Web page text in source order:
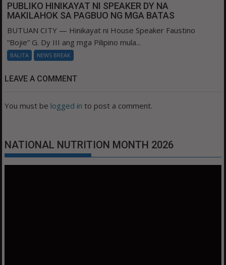
PUBLIKO HINIKAYAT NI SPEAKER DY NA
MAKILAHOK SA PAGBUO NG MGA BATAS
BUTUAN CITY — Hinikayat ni House Speaker Faustino
“Bojie” G. Dy III ang mga Pilipino mula...
BALITA NEWS BREAK
LEAVE A COMMENT
You must be logged in to post a comment.
NATIONAL NUTRITION MONTH 2026